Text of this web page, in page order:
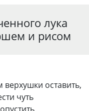
лука
и рисом
верхушки оставить,
чуть